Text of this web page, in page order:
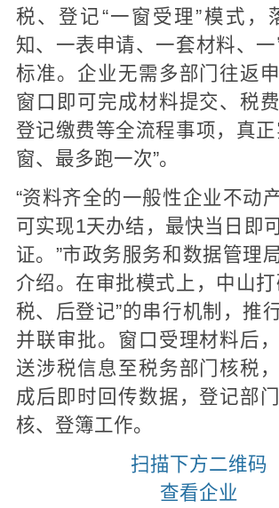
税、登记“一窗受理”模式，
知、一表申请、一套材料、一
标准。企业无需多部门往返
窗口即可完成材料提交、税费
登记缴费等全流程事项，真正
窗、最多跑一次”。
“资料齐全的一般性企业不动
可实现1天办结，最快当日即
证。”市政务服务和数据管理
介绍。在审批模式上，中山打
税、后登记”的串行机制，推
并联审批。窗口受理材料后
送涉税信息至税务部门核税
成后即时回传数据，登记部
核、登簿工作。
扫描下方二维码
查看企业